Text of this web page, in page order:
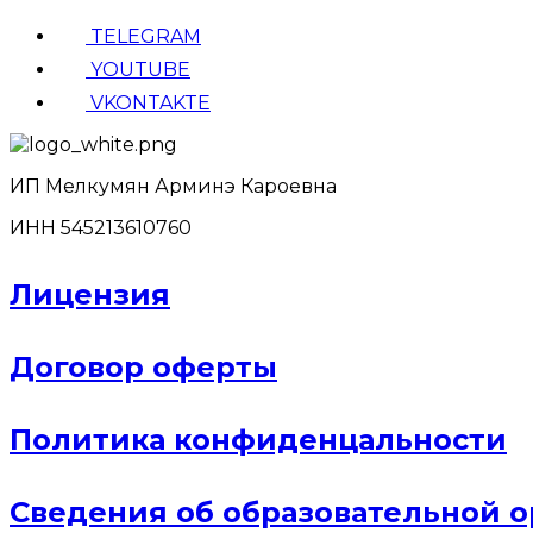
TELEGRAM
YOUTUBE
VKONTAKTE
ИП Мелкумян Арминэ Кароевна
ИНН 545213610760
Лицензия
Договор оферты
Политика конфиденцальности
Сведения об образовательной